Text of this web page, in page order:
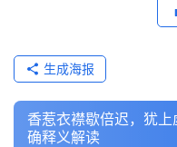
生成海报
香惹衣襟歇倍迟，犹
确释义解读